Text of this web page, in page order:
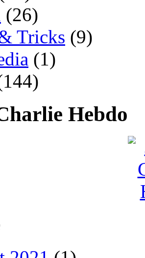
(26)
Tricks (9)
(1)
Hebdo